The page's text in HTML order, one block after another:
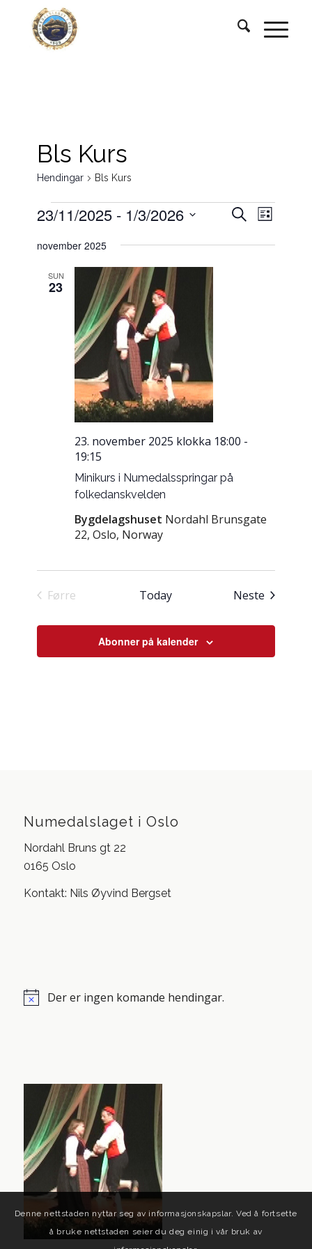
Bls Kurs
Hendingar Bls Kurs
Hendingar
Hendingar
og
Søk
Liste
23/11/2025 - 1/3/2026
dato.
november 2025
SUN
23
Minikurs i Numedalsspringar på
folkedanskvelden
23. november 2025 klokka 18:00 -
19:15
Bygdelagshuset Nordahl Brunsgate
22, Oslo, Norway
Førre
Today Neste
Abonner på kalender
Numedalslaget i Oslo
Nordahl Bruns gt 22
0165 Oslo
Kontakt: Nils Øyvind Bergset
NoticeDer er ingen komande hendingar.
Denne nettstaden nyttar seg av informasjonskapslar. Ved å fortsette
å bruke nettstaden seier du deg einig i vår bruk av